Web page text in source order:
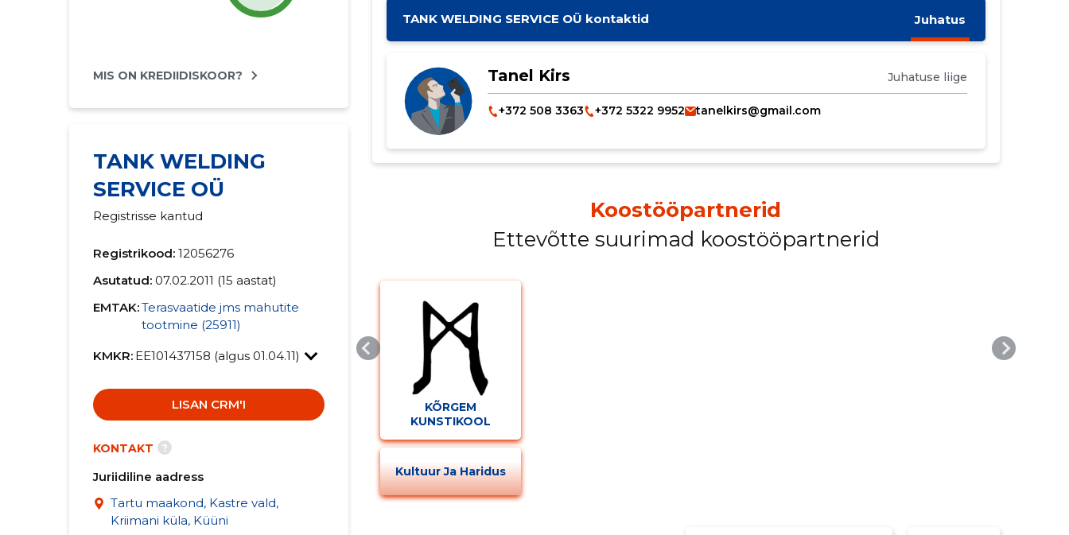
MIS ON KREDIIDISKOOR?
TANK WELDING
SERVICE OÜ
Registrisse kantud
Registrikood: 12056276
Asutatud: 07.02.2011 (15 aastat)
EMTAK:Terasvaatide jms mahutite
tootmine (25911)
KMKR: EE101437158 (algus 01.04.11)
LISAN CRM'I
KONTAKT ?
Juriidiline aadress
Tartu maakond, Kastre vald,
Kriimani küla, Küüni
TANK WELDING SERVICE OÜ kontaktid Juhatus
Tanel Kirs Juhatuse liige
+372 508 3363 +372 5322 9952 tanelkirs@gmail.com
Koostööpartnerid
Ettevõtte suurimad koostööpartnerid
KÕRGEM
KUNSTIKOOL
Kultuur Ja Haridus
Muuda pildi kirjeldust